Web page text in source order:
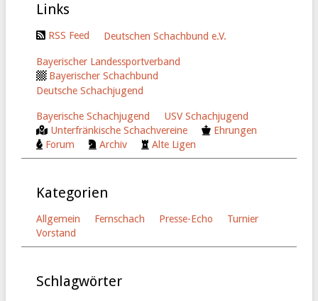
Links
RSS Feed Deutschen Schachbund e.V.
Bayerischer Landessportverband
Bayerischer Schachbund
Deutsche Schachjugend
Bayerische Schachjugend
USV Schachjugend
Unterfränkische Schachvereine
Ehrungen
Forum
Archiv Alte Ligen
Kategorien
Allgemein Fernschach Presse-Echo
Turnier
Vorstand
Schlagwörter